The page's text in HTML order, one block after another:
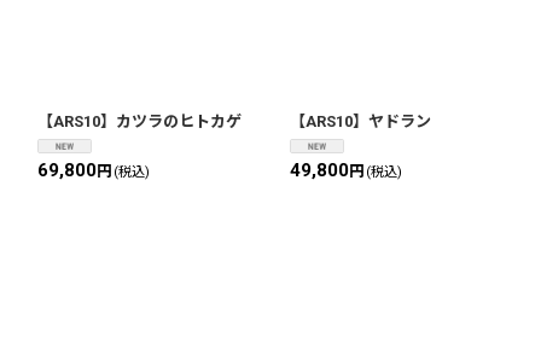
【ARS10】カツラのヒトカゲ
69,800円 (税込)
【ARS10】ヤドラン
49,800円 (税込)